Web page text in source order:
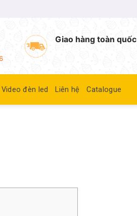
Giao hàng toàn quốc
Video đèn led Liên hệ Catalogue